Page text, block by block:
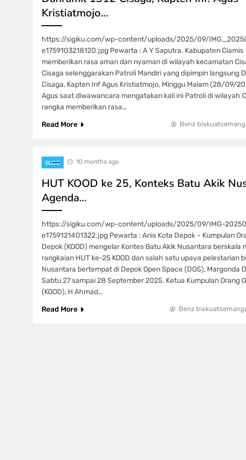
Kristiatmojo…
https://sigiku.com/wp-content/uploads/2025/09/
e1759103218120.jpg Pewarta : A Y Saputra. Kabupaten Ciamis
memberikan rasa aman dan nyaman di wilayah kecamatan
Cisaga selenggarakan Patroli Mandiri yang dipimpin langsung
Cisaga, Kapten Inf Agus Kristiatmojo, Minggu Malam (28/09/
Agus saat diwawancara mengatakan kali ini Patroli di wilayah
rangka memberikan rasa…
Read More
Benz
BLOG 10 months ago
HUT KOOD ke 25, Konteks Batu Akik
Agenda…
https://sigiku.com/wp-content/uploads/2025/09/IMG-
e1759121401322.jpg Pewarta : Anis Kota Depok – Kumpulan
Depok (KOOD) mengelar Kontes Batu Akik Nusantara berskala
rangkaian HUT ke-25 KOOD dan salah satu upaya pelestarian
Nusantara bertempat di Depok Open Space (DOS), Margonda
Sabtu 27 sampai 28 September 2025. Ketua Kumpulan Orang
(KOOD), H Ahmad…
Read More
Benz